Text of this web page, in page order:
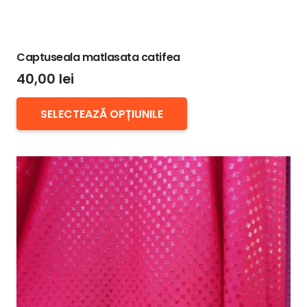
Captuseala matlasata catifea
40,00 lei
SELECTEAZĂ OPȚIUNILE
mai
multe
variații.
Opțiunile
pot
fi
alese
în